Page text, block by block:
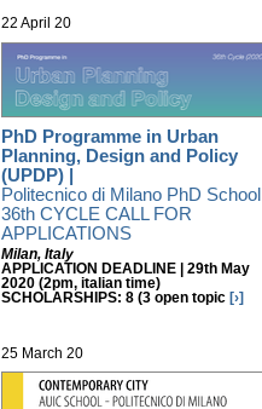
22 April 20
PhD Programme in Urban
Planning, Design and Policy
(UPDP) |
Politecnico di Milano PhD School
36th CYCLE CALL FOR
APPLICATIONS
Milan, Italy
APPLICATION DEADLINE | 29th May
2020 (2pm, italian time)
SCHOLARSHIPS: 8 (3 open topic [›]
25 March 20